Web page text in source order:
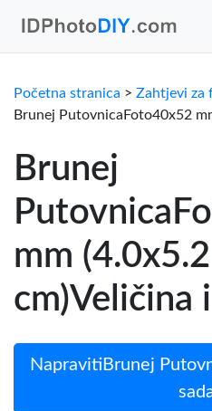
Početna stranica > Zahtjevi za
Brunej PutovnicaFoto40x52
Brunej
mm (4.0x5.2
cm)Veličina
NapravitiBrunej